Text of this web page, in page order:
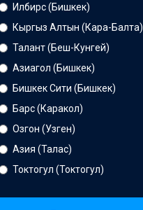
Илбирс (Бишкек)
Кыргыз Алтын (Кара-Балта)
Талант (Беш-Кунгей)
Азиагол (Бишкек)
Бишкек Сити (Бишкек)
Барс (Каракол)
Озгон (Узген)
Азия (Талас)
Токтогул (Токтогул)